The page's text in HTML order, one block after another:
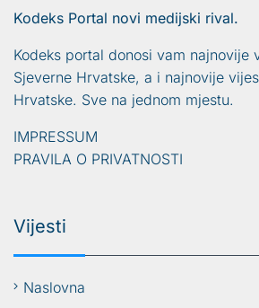
Kodeks Portal novi medijski rival.
Kodeks portal donosi vam najnovije
Sjeverne Hrvatske, a i najnovije
Hrvatske. Sve na jednom mjestu.
IMPRESSUM
PRAVILA O PRIVATNOSTI
Vijesti
Naslovna